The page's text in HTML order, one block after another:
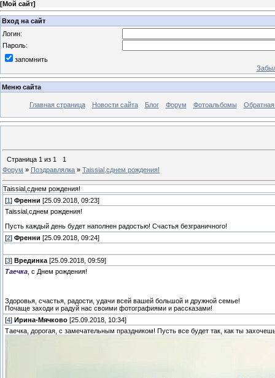
[Мой сайт]
Вход на сайт
Логин:
Пароль:
запомнить
Меню сайта
Главная страница Новости сайта Блог Форум Фотоальбомы Обратная
Страница 1 из 1
1
Форум » Поздравлялка » Taissial,сднем рождения!
Taissial,сднем рождения!
[1 ] Френни [25.09.2018, 09:23]
Taissial,сднем рождения!
Пусть каждый день будет наполнен радостью! Счастья безграничного!
[2] Френни [25.09.2018, 09:24]
[3] Врединка [25.09.2018, 09:59]
Таечка , с Днем рождения!
Здоровья, счастья, радости, удачи всей вашей большой и дружной семье!
Почаще заходи и радуй нас своими фотографиями и рассказами!
[4] Ирина-Мячково [25.09.2018, 10:34]
Таечка, дорогая, с замечательным праздником! Пусть все будет так, как ты